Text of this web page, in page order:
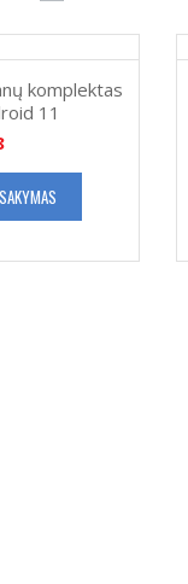
komplektas
11